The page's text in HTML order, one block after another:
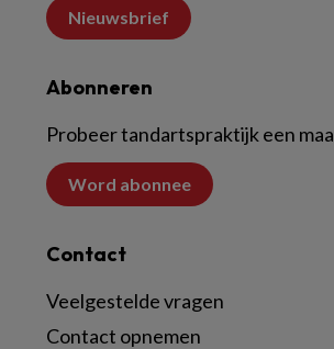
Nieuwsbrief
Abonneren
Probeer tandartspraktijk een
Word abonnee
Contact
Veelgestelde vragen
Contact opnemen